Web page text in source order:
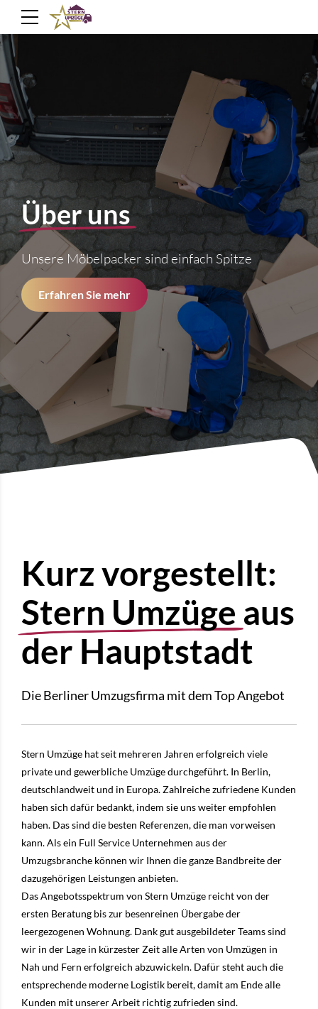
Über uns
Unsere Möbelpacker sind einfach Spitze
Erfahren Sie mehr
Kurz vorgestellt:
Stern Umzüge aus
der Hauptstadt
Die Berliner Umzugsfirma mit dem Top Angebot
Stern Umzüge hat seit mehreren Jahren erfolgreich viele
private und gewerbliche Umzüge durchgeführt. In Berlin,
deutschlandweit und in Europa. Zahlreiche zufriedene Kunden
haben sich dafür bedankt, indem sie uns weiter empfohlen
haben. Das sind die besten Referenzen, die man vorweisen
kann. Als ein Full Service Unternehmen aus der
Umzugsbranche können wir Ihnen die ganze Bandbreite der
dazugehörigen Leistungen anbieten.
Das Angebotsspektrum von Stern Umzüge reicht von der
ersten Beratung bis zur besenreinen Übergabe der
leergezogenen Wohnung. Dank gut ausgebildeter Teams sind
wir in der Lage in kürzester Zeit alle Arten von Umzügen in
Nah und Fern erfolgreich abzuwickeln. Dafür steht auch die
entsprechende moderne Logistik bereit, damit am Ende alle
Kunden mit unserer Arbeit richtig zufrieden sind.